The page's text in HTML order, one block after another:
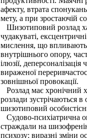
афекту, втрата
мету, а при зростаючій
Шизотиповий розлад
чудакуваті,
мислення, що впливають
внутрішнього опору,
ілюзії,
вираженої
зовнішньої провокації.
Розлад має хронічний
розлади зустрічаються
шизотиповий
Судово-психіатрична
страждали на
психозу; виразні зміни